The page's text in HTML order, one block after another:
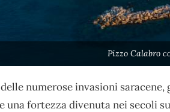
Pizzo Calabro
delle numerose invasioni
una fortezza divenuta nei secoli